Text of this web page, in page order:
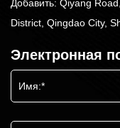
Добавить: Qiyang
District, Qingdao City,
Электронная